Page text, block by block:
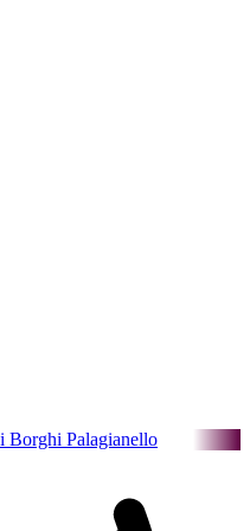
Palagianello